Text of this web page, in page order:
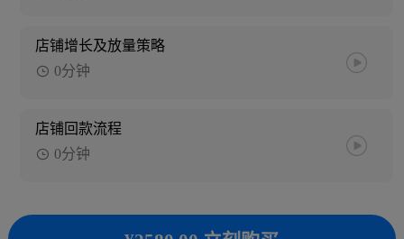
店铺增长及放量策略
0分钟
店铺回款流程
0分钟